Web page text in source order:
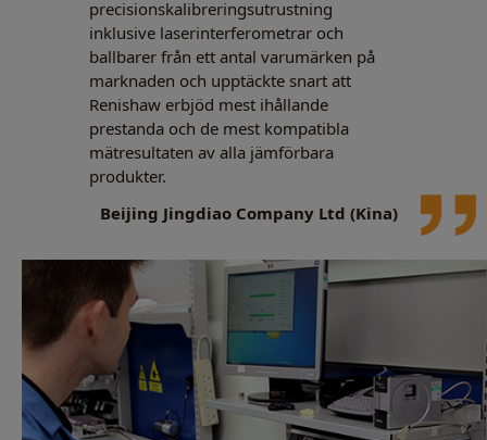
precisionskalibreringsutrustning
inklusive laserinterferometrar och
ballbarer från ett antal varumärken på
marknaden och upptäckte snart att
Renishaw erbjöd mest ihållande
prestanda och de mest kompatibla
mätresultaten av alla jämförbara
produkter.
Beijing Jingdiao Company Ltd (Kina)